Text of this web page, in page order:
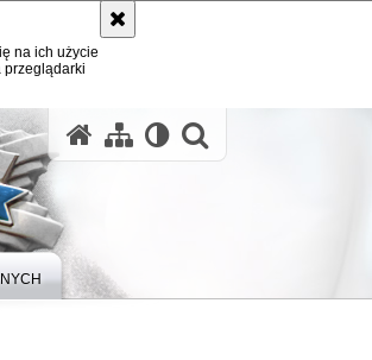
na ich użycie
przeglądarki